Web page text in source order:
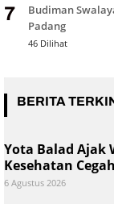
7
Budiman
Padang
46 Dilihat
BERITA
Yota Balad Ajak
Kesehatan
6 Agustus 2026